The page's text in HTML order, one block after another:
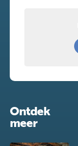
Ontdek
meer